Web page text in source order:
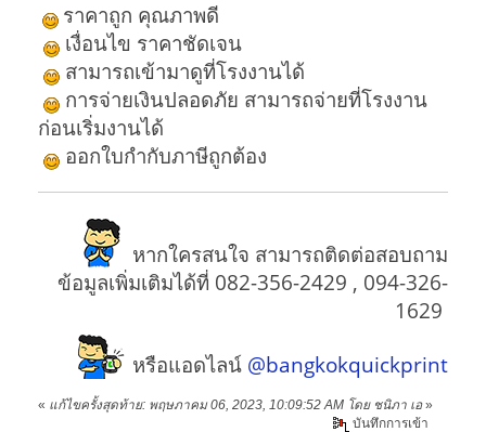
ราคาถูก คุณภาพดี
เงื่อนไข ราคาชัดเจน
สามารถเข้ามาดูที่โรงงานได้
การจ่ายเงินปลอดภัย สามารถจ่ายที่โรงงาน
ก่อนเริ่มงานได้
ออกใบกำกับภาษีถูกต้อง
หากใครสนใจ สามารถติดต่อสอบถาม
ข้อมูลเพิ่มเติมได้ที่ 082-356-2429 , 094-326-
1629
หรือแอดไลน์ @bangkokquickprint
« แก้ไขครั้งสุดท้าย: พฤษภาคม 06, 2023, 10:09:52 AM โดย ชนิภา เอ»
บันทึกการเข้า